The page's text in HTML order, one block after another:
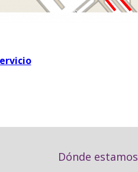
Dónde estamos